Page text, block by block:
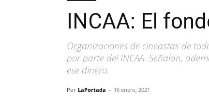
INCAA: El
Organizaciones de cineastas de
por parte del INCAA. Señalan,
ese dinero.
Por LaPortada - 16 enero, 2021